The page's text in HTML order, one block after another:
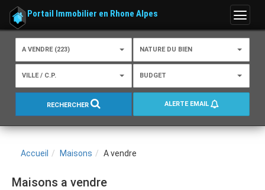
Menu
Portail Immobilier en Rhone Alpes
A VENDRE (223) NATURE DU BIEN
VILLE / C.P. BUDGET
RECHERCHER ALERTE EMAIL
Accueil Maisons A vendre
Maisons a vendre